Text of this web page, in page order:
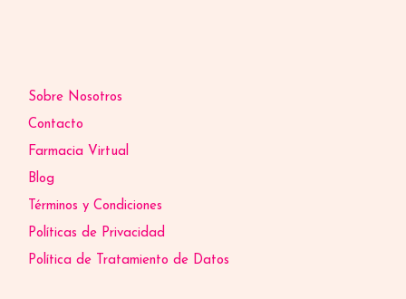
Sobre Nosotros
Contacto
Farmacia Virtual
Blog
Términos y Condiciones
Políticas de Privacidad
Política de Tratamiento de Datos